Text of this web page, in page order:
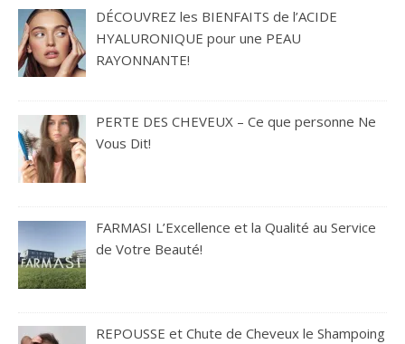
DÉCOUVREZ les BIENFAITS de l’ACIDE
HYALURONIQUE pour une PEAU
RAYONNANTE!
PERTE DES CHEVEUX – Ce que personne Ne
Vous Dit!
FARMASI L’Excellence et la Qualité au Service
de Votre Beauté!
REPOUSSE et Chute de Cheveux le Shampoing